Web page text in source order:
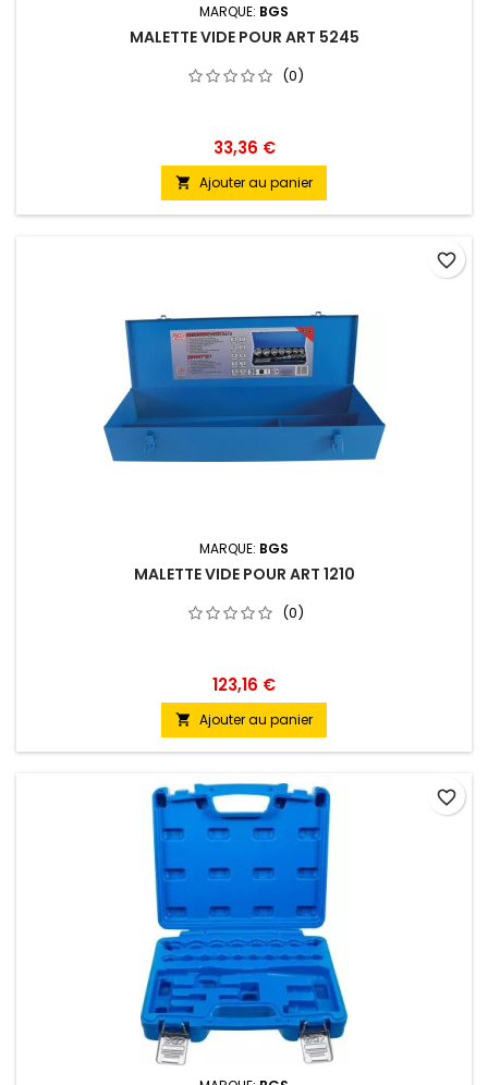
MARQUE: BGS
MALETTE VIDE POUR ART 5245
(0)
33,36 €
 Ajouter au panier
MARQUE: BGS
MALETTE VIDE POUR ART 1210
(0)
123,16 €
 Ajouter au panier
favorite_border
favorite_border